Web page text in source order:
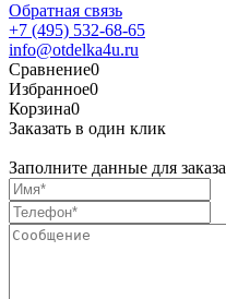
Обратная связь
+7 (495) 532-68-65
info@otdelka4u.ru
Сравнение0
Избранное0
Корзина0
Заказать в один клик
Заполните данные для заказа